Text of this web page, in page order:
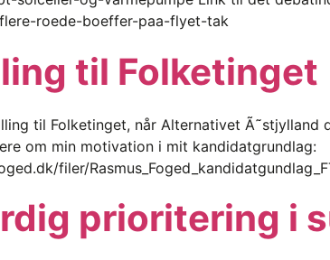
roede-boeffer-paa-flyet-tak
til Folketinget
til Folketinget, når Alternativet
om min motivation i mit kandidatgrundlag:
filer/
prioritering i